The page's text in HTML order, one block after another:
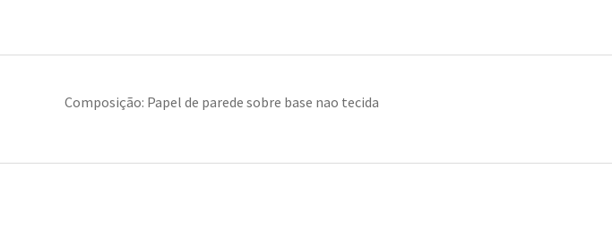
Composição: Papel de parede sobre base nao tecida